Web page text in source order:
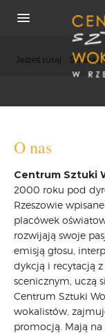
REKRUTACJA
OSIĄGNIĘCIA
KONCERTY
PRASA
POLITYKA COOKIES
RODO
REKRUTACJA
FESTIWALE
CARPATHIA FESTIVAL
Jesteś tutaj: Strona
O nas
Centrum Sztuki
2000 roku pod
Rzeszowie
placówek
rozwijają swoje
emisją głosu,
dykcją i recytacją
scenicznym, uczą
Centrum Sztuki
wokalistów,
promocją. Mają